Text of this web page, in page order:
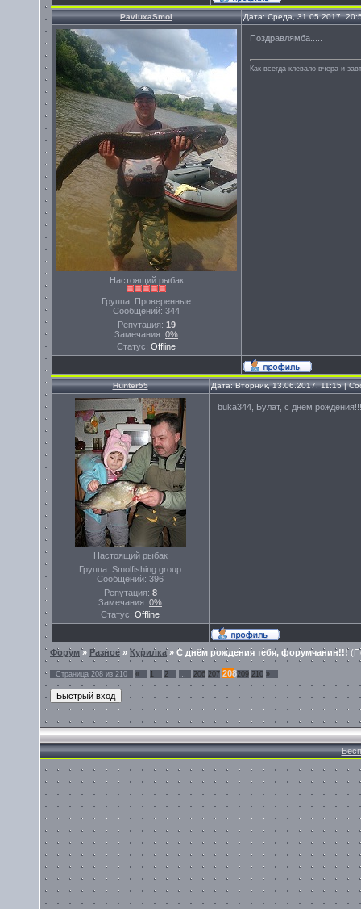
PavluxaSmol Дата: Среда, 31.05.2017,
Настоящий рыбак
Группа: Проверенные
Сообщений: 344
Репутация: 19
Замечания: 0%
Статус: Offline
Поздравлямба.....
Как всегда клевало вчера и
Hunter55 Дата: Вторник, 13.06.2017, 11:15 |
Настоящий рыбак
Группа: Smolfishing group
Сообщений: 396
Репутация: 8
Замечания: 0%
Статус: Offline
buka344, Булат, с днём
Форум» Разное » Курилка» С днём рождения тебя, форумчанин!!!
Страница 208 из 210 « 1 2 … 206 207 208209 210 »